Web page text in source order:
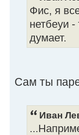
Фис, я
нетбеуи -
думает.
Сам ты
Иван